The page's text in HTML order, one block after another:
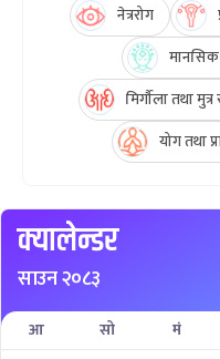
नेत्ररोग
मानसिक
मिर्गौला तथा मुत्र
योग तथा
क्यालेन्डर
साउन २०८३
आ सो मं